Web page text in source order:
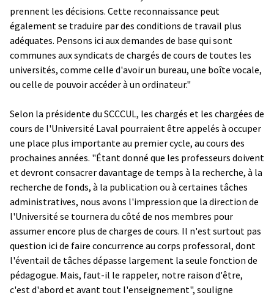
prennent les décisions. Cette reconnaissance peut
également se traduire par des conditions de travail plus
adéquates. Pensons ici aux demandes de base qui sont
communes aux syndicats de chargés de cours de toutes les
universités, comme celle d'avoir un bureau, une boîte vocale,
ou celle de pouvoir accéder à un ordinateur."
Selon la présidente du SCCCUL, les chargés et les chargées de
cours de l'Université Laval pourraient être appelés à occuper
une place plus importante au premier cycle, au cours des
prochaines années. "Étant donné que les professeurs doivent
et devront consacrer davantage de temps à la recherche, à la
recherche de fonds, à la publication ou à certaines tâches
administratives, nous avons l'impression que la direction de
l'Université se tournera du côté de nos membres pour
assumer encore plus de charges de cours. Il n'est surtout pas
question ici de faire concurrence au corps professoral, dont
l'éventail de tâches dépasse largement la seule fonction de
pédagogue. Mais, faut-il le rappeler, notre raison d'être,
c'est d'abord et avant tout l'enseignement", souligne